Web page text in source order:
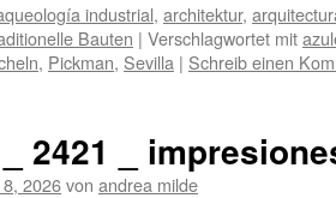
industrial, architektur,
Bauten | Verschlagwortet mit
, Pickman, Sevilla | Schreib einen
2421 _
2026von andrea milde